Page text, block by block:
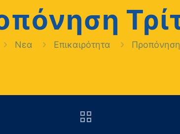
Νεα Επικαιρότητα Προπόνηση